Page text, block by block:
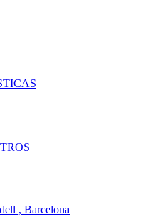
, Barcelona